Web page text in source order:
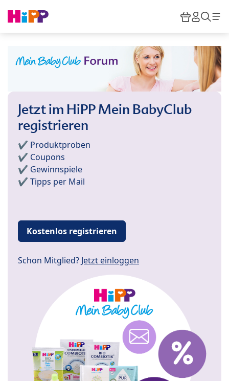
HiPP
Jetzt im HiPP Mein BabyClub
registrieren
✔️ Produktproben
✔️ Coupons
✔️ Gewinnspiele
✔️ Tipps per Mail
Kostenlos registrieren
Schon Mitglied? Jetzt einloggen